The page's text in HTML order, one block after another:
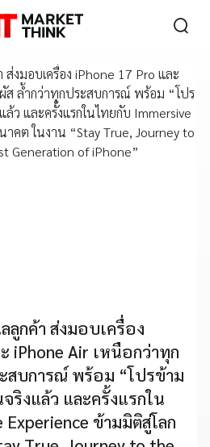
ลูกค้า ส่งมอบเครื่อง
iPhone Air เหนือกว่าทุก
สบการณ์ พร้อม “โปรข้าม
ริงแล้ว และครั้งแรกใน
ข้ามมิติสู่โลก